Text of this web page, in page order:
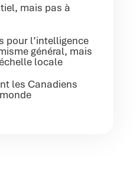
mais pas à
pour l’intelligence
général, mais
locale
les Canadiens